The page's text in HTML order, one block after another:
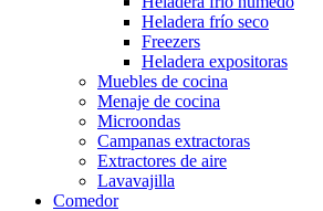
Heladera frío seco
Freezers
Heladera expositoras
Muebles de cocina
Menaje de cocina
Microondas
Campanas extractoras
Extractores de aire
Lavavajilla
Comedor